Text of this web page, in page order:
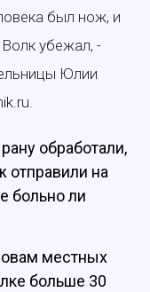
был нож, и
убежал, -
Юлии
обработали,
отправили на
больно ли
местных
больше 30